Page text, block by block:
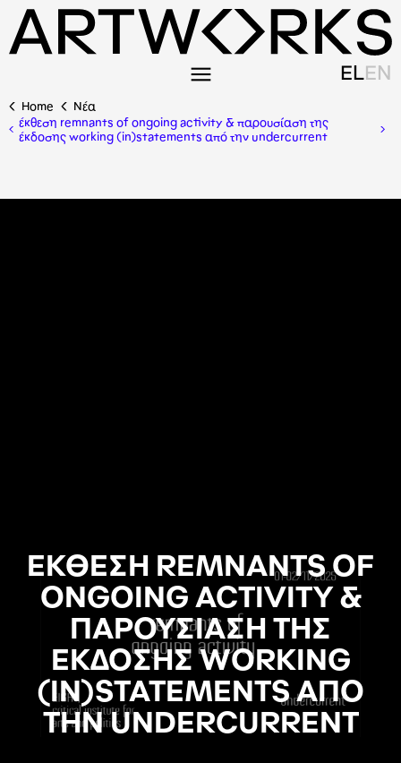
ELEN
Home
Nέα
έκθεση remnants of ongoing activity & παρουσίαση της
έκδοσης working (in)statements από την undercurrent
ΕΚΘΕΣΗ REMNANTS OF
ONGOING ACTIVITY &
ΠΑΡΟΥΣΙΑΣΗ ΤΗΣ
ΕΚΔΟΣΗΣ WORKING
(IN)STATEMENTS ΑΠΟ
ΤΗΝ UNDERCURRENT